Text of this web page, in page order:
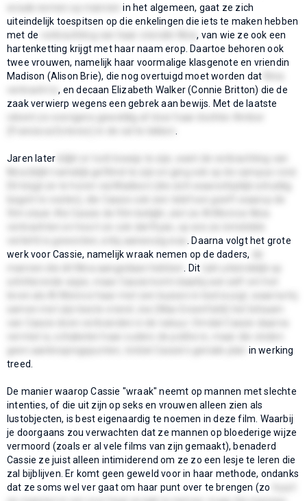
in het algemeen, gaat ze zich
uiteindelijk toespitsen op die enkelingen die iets te maken hebben
met de
verkrachting van haar vriendin Nina, van wie ze ook een
hartenketting krijgt met haar naam erop. Daartoe behoren ook
twee vrouwen, namelijk haar voormalige klasgenote en vriendin
Madison (Alison Brie), die nog overtuigd moet worden dat
verkracht is, en decaan Elizabeth Walker (Connie Britton) die de
zaak verwierp wegens een gebrek aan bewijs. Met de laatste
Jaren later
. Daarna volgt het grote
werk voor Cassie, namelijk wraak nemen op de daders,
. Dit
in werking
treed.
De manier waarop Cassie "wraak" neemt op mannen met slechte
intenties, of die uit zijn op seks en vrouwen alleen zien als
lustobjecten, is best eigenaardig te noemen in deze film. Waarbij
je doorgaans zou verwachten dat ze mannen op bloederige wijze
vermoord (zoals er al vele films van zijn gemaakt), benaderd
Cassie ze juist alleen intimiderend om ze zo een lesje te leren die
zal bijblijven. Er komt geen geweld voor in haar methode, ondanks
dat ze soms wel ver gaat om haar punt over te brengen (zo